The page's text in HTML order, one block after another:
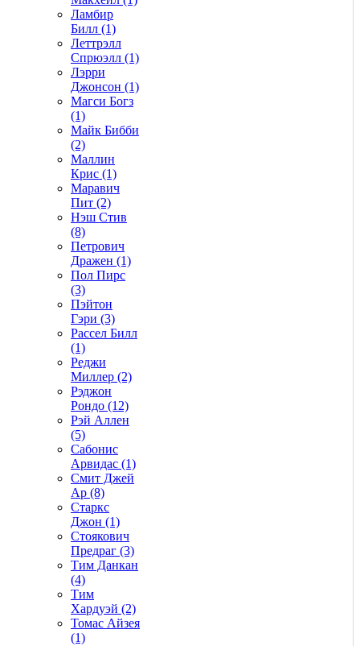
Ламбир
Билл (1)
Леттрэлл
Спрюэлл (1)
Лэрри
Джонсон (1)
Магси Богз
(1)
Майк Бибби
(2)
Маллин
Крис (1)
Маравич
Пит (2)
Нэш Стив
(8)
Петрович
Дражен (1)
Пол Пирс
(3)
Пэйтон
Гэри (3)
Рассел Билл
(1)
Реджи
Миллер (2)
Рэджон
Рондо (12)
Рэй Аллен
(5)
Сабонис
Арвидас (1)
Смит Джей
Ар (8)
Старкс
Джон (1)
Стоякович
Предраг (3)
Тим Данкан
(4)
Тим
Хардуэй (2)
Томас Айзея
(1)